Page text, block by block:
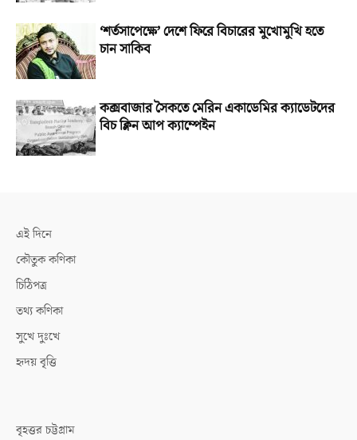
‘শর্তসাপেক্ষে’ দেশে ফিরে বিচারের মুখোমুখি হতে
চান সাকিব
কক্সবাজার সৈকতে মেরিন একাডেমির ক্যাডেটদের
বিচ ক্লিন আপ ক্যাম্পেইন
এই দিনে
কৌতুক কণিকা
চিঠিপত্র
তথ্য কণিকা
সুখে দুঃখে
হৃদয় বৃত্তি
বৃহত্তর চট্টগ্রাম